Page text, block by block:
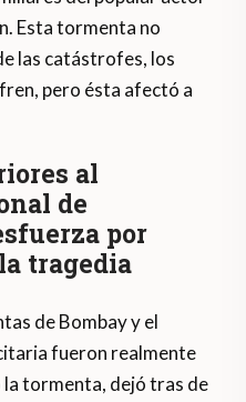
Esta tormenta no
las catástrofes, los
pero ésta afectó a
al
de
por
tragedia
de Bombay y el
fueron realmente
tormenta, dejó tras de